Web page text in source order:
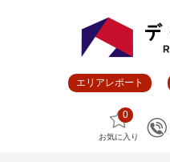
エリアレポート
0
お気に入り